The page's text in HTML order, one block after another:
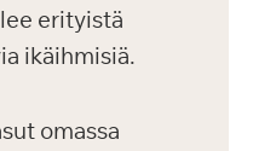
erityistä
ikäihmisiä.
omassa